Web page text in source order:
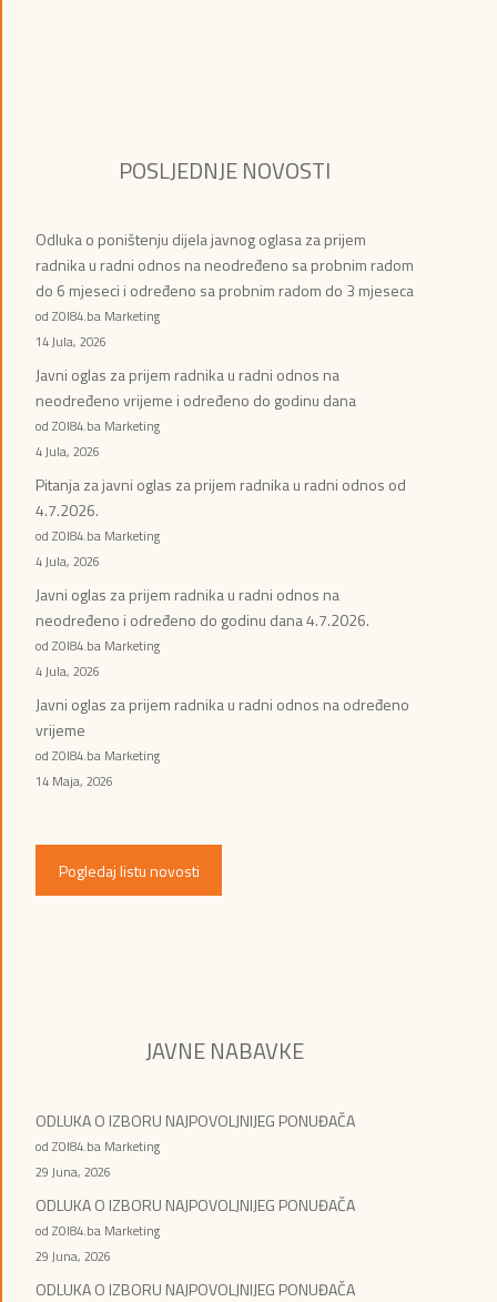
POSLJEDNJE NOVOSTI
Odluka o poništenju dijela javnog oglasa za prijem
radnika u radni odnos na neodređeno sa probnim radom
do 6 mjeseci i određeno sa probnim radom do 3 mjeseca
od ZOI84.ba Marketing
14 Jula, 2026
Javni oglas za prijem radnika u radni odnos na
neodređeno vrijeme i određeno do godinu dana
od ZOI84.ba Marketing
4 Jula, 2026
Pitanja za javni oglas za prijem radnika u radni odnos od
4.7.2026.
od ZOI84.ba Marketing
4 Jula, 2026
Javni oglas za prijem radnika u radni odnos na
neodređeno i određeno do godinu dana 4.7.2026.
od ZOI84.ba Marketing
4 Jula, 2026
Javni oglas za prijem radnika u radni odnos na određeno
vrijeme
od ZOI84.ba Marketing
14 Maja, 2026
Pogledaj listu novosti
JAVNE NABAVKE
ODLUKA O IZBORU NAJPOVOLJNIJEG PONUĐAČA
od ZOI84.ba Marketing
29 Juna, 2026
ODLUKA O IZBORU NAJPOVOLJNIJEG PONUĐAČA
od ZOI84.ba Marketing
29 Juna, 2026
ODLUKA O IZBORU NAJPOVOLJNIJEG PONUĐAČA